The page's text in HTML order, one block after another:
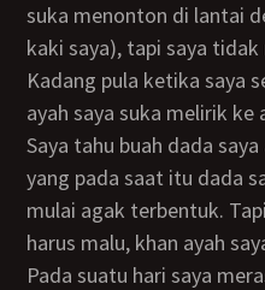
suka menonton di lantai
kaki saya), tapi saya
Kadang pula ketika saya sedang mengerjakan PR
ayah saya suka melirik ke
Saya tahu buah dada
yang pada saat itu dada
mulai agak terbentuk.
harus malu, khan ayah
Pada suatu hari saya merasa tidak enak badan. Saya